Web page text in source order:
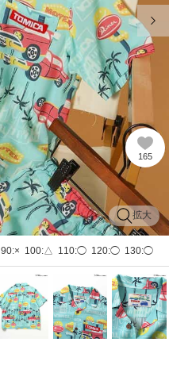
165
拡大
90:× 100:△ 110:◯ 120:◯ 130:◯